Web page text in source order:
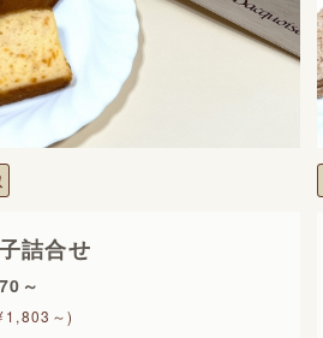
詰合せ
～
～)